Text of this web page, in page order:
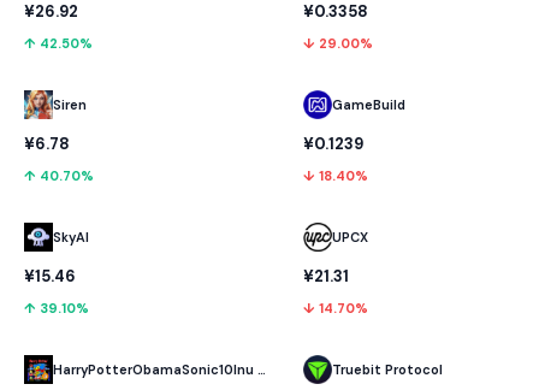
¥26.92
↑ 42.50%
Siren
¥6.78
↑ 40.70%
SkyAI
¥15.46
↑ 39.10%
HarryPotterObamaSonic10Inu (ETH)
¥0.3358
↓ 29.00%
GameBuild
¥0.1239
↓ 18.40%
UPCX
¥21.31
↓ 14.70%
Truebit Protocol